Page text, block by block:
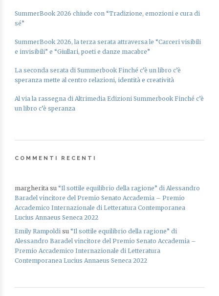
SummerBook 2026 chiude con “Tradizione, emozioni e cura di
sé”
SummerBook 2026, la terza serata attraversa le “Carceri visibili
e invisibili” e “Giullari, poeti e danze macabre”
La seconda serata di Summerbook Finché c’è un libro c’è
speranza mette al centro relazioni, identità e creatività
Al via la rassegna di Altrimedia Edizioni Summerbook Finché c’è
un libro c’è speranza
COMMENTI RECENTI
margherita su “Il sottile equilibrio della ragione” di Alessandro
Baradel vincitore del Premio Senato Accademia – Premio
Accademico Internazionale di Letteratura Contemporanea
Lucius Annaeus Seneca 2022
Emily Rampoldi su “Il sottile equilibrio della ragione” di
Alessandro Baradel vincitore del Premio Senato Accademia –
Premio Accademico Internazionale di Letteratura
Contemporanea Lucius Annaeus Seneca 2022